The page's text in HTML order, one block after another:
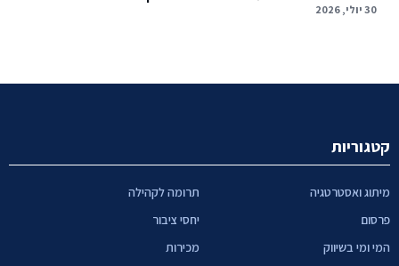
30 יולי, 2026
קטגוריות
מיתוג ואסטרטגיה
פרסום
המי ומי בשיווק
תרומה לקהילה
יחסי ציבור
מכירות